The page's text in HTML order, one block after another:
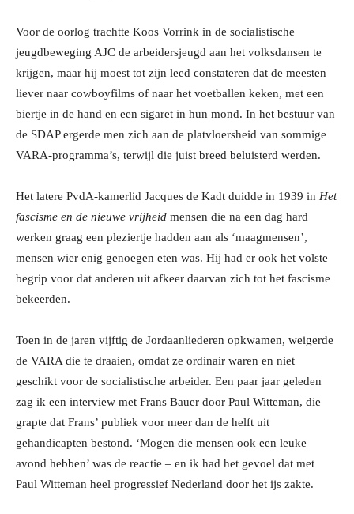
Voor de oorlog trachtte Koos Vorrink in de socialistische
jeugdbeweging AJC de arbeidersjeugd aan het volksdansen te
krijgen, maar hij moest tot zijn leed constateren dat de meesten
liever naar cowboyfilms of naar het voetballen keken, met een
biertje in de hand en een sigaret in hun mond. In het bestuur van
de SDAP ergerde men zich aan de platvloersheid van sommige
VARA-programma’s, terwijl die juist breed beluisterd werden.
Het latere PvdA-kamerlid Jacques de Kadt duidde in 1939 in Het
fascisme en de nieuwe vrijheid mensen die na een dag hard
werken graag een pleziertje hadden aan als ‘maagmensen’,
mensen wier enig genoegen eten was. Hij had er ook het volste
begrip voor dat anderen uit afkeer daarvan zich tot het fascisme
bekeerden.
Toen in de jaren vijftig de Jordaanliederen opkwamen, weigerde
de VARA die te draaien, omdat ze ordinair waren en niet
geschikt voor de socialistische arbeider. Een paar jaar geleden
zag ik een interview met Frans Bauer door Paul Witteman, die
grapte dat Frans’ publiek voor meer dan de helft uit
gehandicapten bestond. ‘Mogen die mensen ook een leuke
avond hebben’ was de reactie – en ik had het gevoel dat met
Paul Witteman heel progressief Nederland door het ijs zakte.